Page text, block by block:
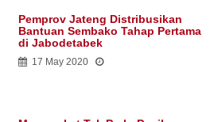
Pemprov Jateng Distribusikan
Bantuan Sembako Tahap Pertama
di Jabodetabek
17 May 2020